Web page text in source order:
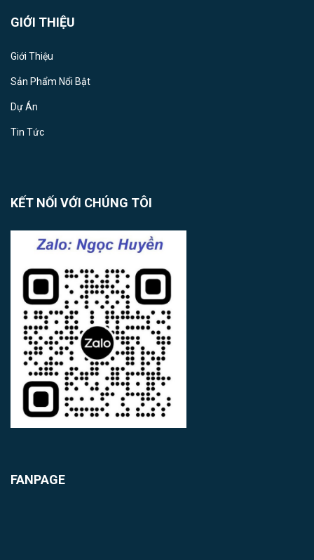
GIỚI THIỆU
Giới Thiệu
Sản Phẩm Nổi Bật
Dự Án
Tin Tức
KẾT NỐI VỚI CHÚNG TÔI
FANPAGE